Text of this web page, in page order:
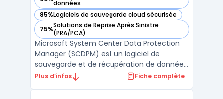
données
— voir Microsoft System Center Data Protection Manager
85%Logiciels de sauvegarde cloud sécurisée
— voir Microsoft System Center Data Protection Manager
75%Solutions de Reprise Après Sinistre
(PRA/PCA)
— voir Microsoft System Center Data Protection Manager
Microsoft System Center Data Protection
Manager (SCDPM) est un logiciel de
sauvegarde et de récupération de données
pour les systèmes Microsoft. Il offre une
Plus d’infos Fiche complète